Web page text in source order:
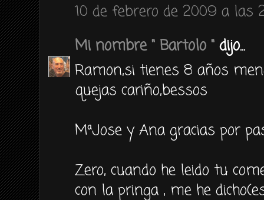
10 de febrero de 2009 a las
Mi nombre " Bartolo " dijo...
Ramon,si tienes 8 años
quejas cariño,bessos
MªJose y Ana gracias por
Zero, cuando he leido tu
con la pringa , me he